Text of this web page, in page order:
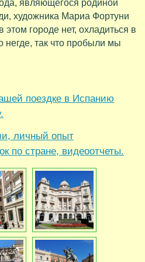
являющегося родиной
художника Мариа Фортуни
городе нет, охладиться в
негде, так что пробыли мы
поездке в Испанию
личный опыт
по стране, видеоотчеты.